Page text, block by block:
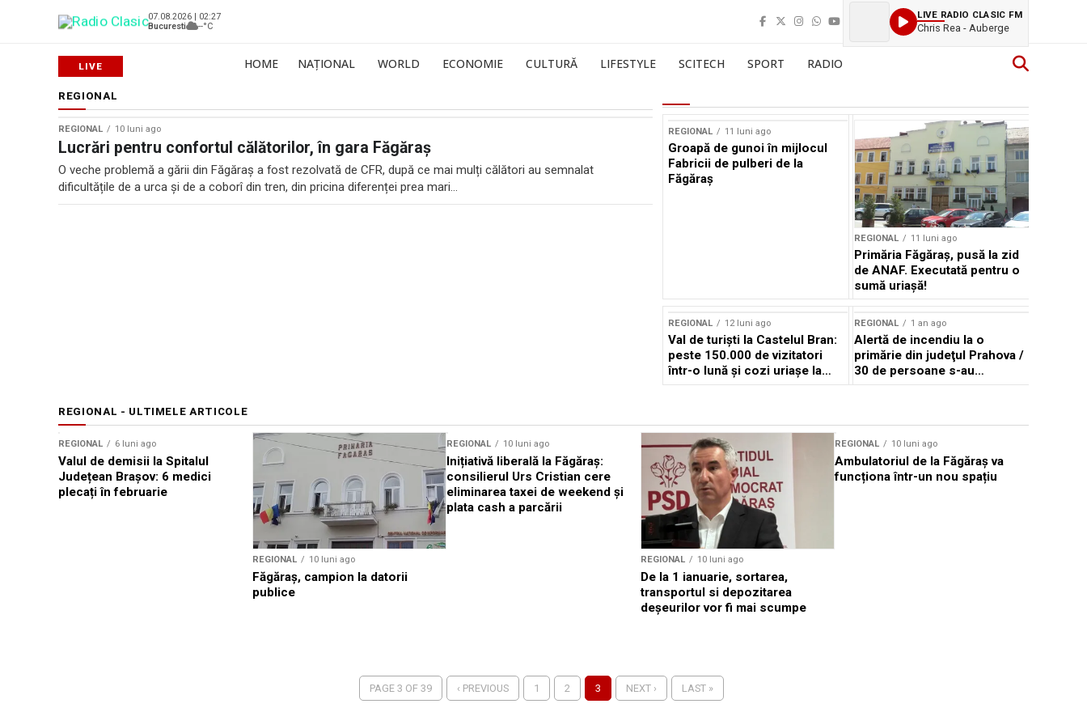
07.08.2026 | 02:27
Bucuresti
--°C
LIVE RADIO CLASIC FM
Chris Rea - Auberge
HOME NAȚIONAL WORLD ECONOMIE CULTURĂ LIFESTYLE SCITECH SPORT RADIO
REGIONAL
REGIONAL 10 luni ago
Lucrări pentru confortul călătorilor, în gara Făgăraș
O veche problemă a gării din Făgăraș a fost rezolvată de CFR, după ce mai mulți călători au semnalat
dificultățile de a urca și de a coborî din tren, din pricina diferenței prea mari...
REGIONAL 11 luni ago
Groapă de gunoi în mijlocul
Fabricii de pulberi de la
Făgăraș
REGIONAL 11 luni ago
Primăria Făgăraș, pusă la zid
de ANAF. Executată pentru o
sumă uriașă!
REGIONAL 12 luni ago
Val de turiști la Castelul Bran:
peste 150.000 de vizitatori
într-o lună și cozi uriașe la
intrare
REGIONAL 1 an ago
Alertă de incendiu la o
primărie din judeţul Prahova /
30 de persoane s-au
autoevacuat
REGIONAL - ULTIMELE ARTICOLE
REGIONAL 6 luni ago
Valul de demisii la Spitalul
Județean Brașov: 6 medici
plecați în februarie
REGIONAL 10 luni ago
Făgăraș, campion la datorii
publice
REGIONAL 10 luni ago
Inițiativă liberală la Făgăraș:
consilierul Urs Cristian cere
eliminarea taxei de weekend și
plata cash a parcării
REGIONAL 10 luni ago
De la 1 ianuarie, sortarea,
transportul si depozitarea
deșeurilor vor fi mai scumpe
REGIONAL 10 luni ago
Ambulatoriul de la Făgăraș va
funcționa într-un nou spațiu
PAGE 3 OF 39 ‹ PREVIOUS 1 2 3 NEXT › LAST »